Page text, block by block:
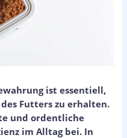
ist essentiell,
Futters zu erhalten.
und ordentliche
im Alltag bei. In